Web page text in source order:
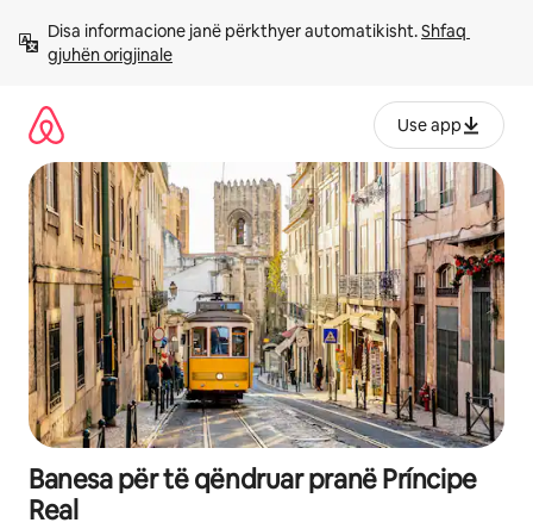
përmbajtja
Disa informacione janë përkthyer automatikisht. Shfaq
gjuhën origjinale
Use app
Banesa për të qëndruar pranë Príncipe
Real